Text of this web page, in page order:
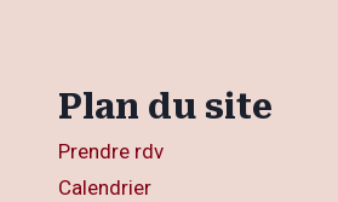
Plan du site
Prendre rdv
Calendrier